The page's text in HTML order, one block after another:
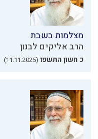
מצלמות בשבת
הרב אליקים לבנון
כ חשון התשפו (11.11.2025)